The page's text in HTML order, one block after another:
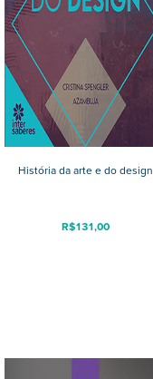
História da arte e do design
R$131,00